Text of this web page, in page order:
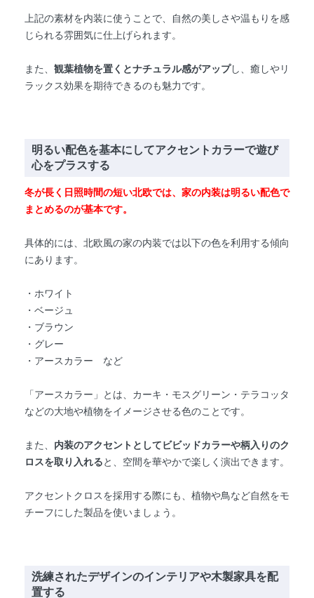
上記の素材を内装に使うことで、自然の美しさや温もりを感
じられる雰囲気に仕上げられます。
また、 観葉植物を置くとナチュラル感がアップし、癒しやリ
ラックス効果を期待できるのも魅力です。
明るい配色を基本にしてアクセントカラーで遊び
心をプラスする
冬が長く日照時間の短い北欧では、家の内装は明るい配色で
まとめるのが基本です。
具体的には、北欧風の家の内装では以下の色を利用する傾向
にあります。
・ホワイト
・ベージュ
・ブラウン
・グレー
・アースカラー など
「アースカラー」とは、カーキ・モスグリーン・テラコッタ
などの大地や植物をイメージさせる色のことです。
また、 内装のアクセントとしてビビッドカラーや柄入りのク
ロスを取り入れると、空間を華やかで楽しく演出できます。
アクセントクロスを採用する際にも、植物や鳥など自然をモ
チーフにした製品を使いましょう。
洗練されたデザインのインテリアや木製家具を配
置する